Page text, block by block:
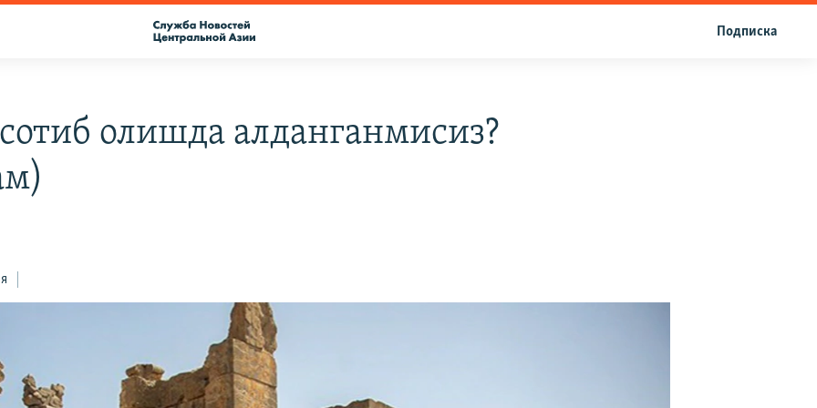
Подписка
олишда алданганмисиз?